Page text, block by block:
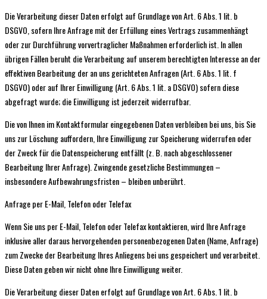
Die Verarbeitung dieser Daten erfolgt auf Grundlage von Art. 6 Abs. 1 lit. b
DSGVO, sofern Ihre Anfrage mit der Erfüllung eines Vertrags zusammenhängt
oder zur Durchführung vorvertraglicher Maßnahmen erforderlich ist. In allen
übrigen Fällen beruht die Verarbeitung auf unserem berechtigten Interesse an der
effektiven Bearbeitung der an uns gerichteten Anfragen (Art. 6 Abs. 1 lit. f
DSGVO) oder auf Ihrer Einwilligung (Art. 6 Abs. 1 lit. a DSGVO) sofern diese
abgefragt wurde; die Einwilligung ist jederzeit widerrufbar.
Die von Ihnen im Kontaktformular eingegebenen Daten verbleiben bei uns, bis Sie
uns zur Löschung auffordern, Ihre Einwilligung zur Speicherung widerrufen oder
der Zweck für die Datenspeicherung entfällt (z. B. nach abgeschlossener
Bearbeitung Ihrer Anfrage). Zwingende gesetzliche Bestimmungen –
insbesondere Aufbewahrungsfristen – bleiben unberührt.
Anfrage per E-Mail, Telefon oder Telefax
Wenn Sie uns per E-Mail, Telefon oder Telefax kontaktieren, wird Ihre Anfrage
inklusive aller daraus hervorgehenden personenbezogenen Daten (Name, Anfrage)
zum Zwecke der Bearbeitung Ihres Anliegens bei uns gespeichert und verarbeitet.
Diese Daten geben wir nicht ohne Ihre Einwilligung weiter.
Die Verarbeitung dieser Daten erfolgt auf Grundlage von Art. 6 Abs. 1 lit. b